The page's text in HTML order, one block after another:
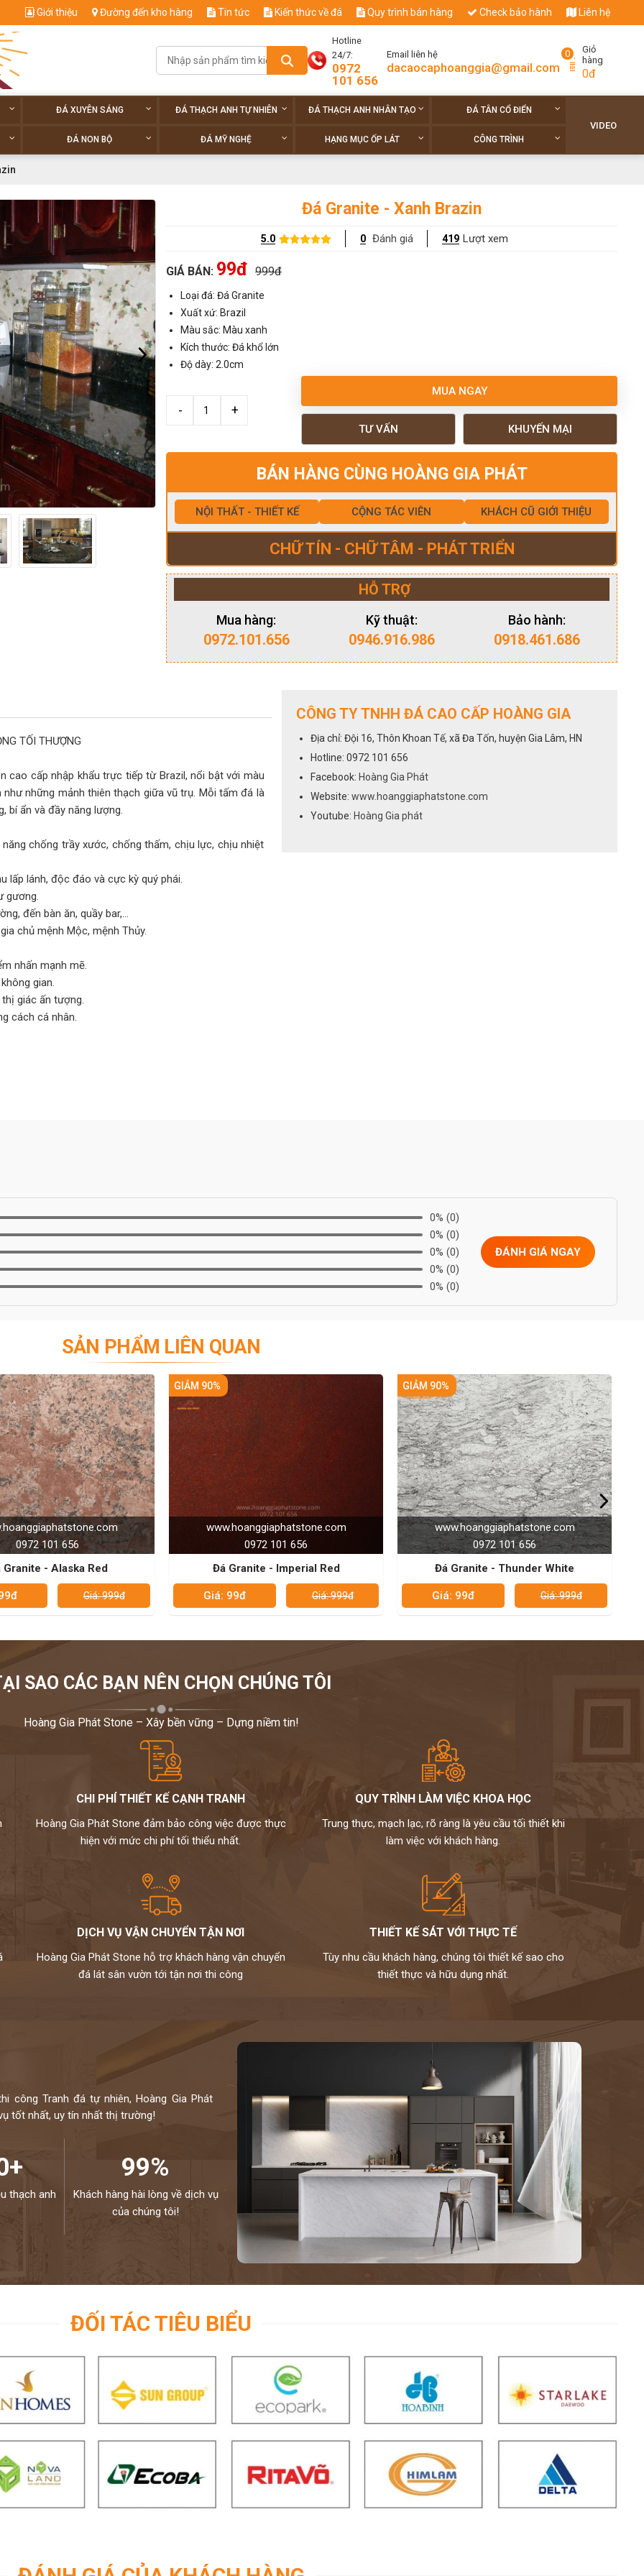
Giới thiệu Đường đến kho hàng Tin tức Kiến thức về đá Quy trình bán hàng Check bảo hành Liên hệ
Hotline
24/7:
0972
101 656
Email liên hệ
dacaocaphoanggia@gmail.com
0
Giỏ
hàng
0đ
ĐÁ XUYÊN SÁNG ĐÁ THẠCH ANH TỰ NHIÊN ĐÁ THẠCH ANH NHÂN TẠO ĐÁ TÂN CỔ ĐIỂN
ĐÁ NON BỘ ĐÁ MỸ NGHỆ HẠNG MỤC ỐP LÁT CÔNG TRÌNH
VIDEO
Đá Granite - Xanh Brazin
5.0 0 Đánh giá 419 Lượt xem
GIÁ BÁN: 99đ 999đ
Loại đá: Đá Granite
Xuất xứ: Brazil
Màu sắc: Màu xanh
Kích thước: Đá khổ lớn
Độ dày: 2.0cm
MUA NGAY
TƯ VẤN KHUYẾN MẠI
BÁN HÀNG CÙNG HOÀNG GIA PHÁT
NỘI THẤT - THIẾT KẾ CỘNG TÁC VIÊN KHÁCH CŨ GIỚI THIỆU
CHỮ TÍN - CHỮ TÂM - PHÁT TRIỂN
HỖ TRỢ
Mua hàng:
0972.101.656
Kỹ thuật:
0946.916.986
Bảo hành:
0918.461.686
TỐI THƯỢNG
cao cấp nhập khẩu trực tiếp từ Brazil, nổi bật với màu
những mảnh thiên thạch giữa vũ trụ. Mỗi tấm đá là
bí ẩn và đầy năng lượng.
chống trầy xước, chống thấm, chịu lực, chịu nhiệt
lấp lánh, độc đáo và cực kỳ quý phái.
gương.
đến bàn ăn, quầy bar,...
chủ mệnh Mộc, mệnh Thủy.
nhấn mạnh mẽ.
gian.
giác ấn tượng.
cách cá nhân.
nay!
được khách hàng tin tưởng
hoàn hảo và có mức giá phù hợp với nhu cầu sử
hàng trong quá trình lựa chọn.
CỦA CHÚNG TÔI - HÂN HẠNH
0972101656 - 0946916986
CÔNG TY TNHH ĐÁ CAO CẤP HOÀNG GIA
Địa chỉ: Đội 16, Thôn Khoan Tế, xã Đa Tốn, huyện Gia Lâm, HN
Hotline: 0972 101 656
Facebook: Hoàng Gia Phát
Website: www.hoanggiaphatstone.com
Youtube: Hoàng Gia phát
0% (0)
0% (0)
0% (0)
0% (0)
0% (0)
ĐÁNH GIÁ NGAY
SẢN PHẨM LIÊN QUAN
0972 101 656
Granite - Imperial Red
99đ Giá: 999đ
www.hoanggiaphatstone.com
0972 101 656
GIẢM 90%
Đá Granite - Thunder White
Giá: 99đ Giá: 999đ
www.hoanggiaphatstone.com
0972 101 656
GIẢM 90%
Đá Granite - Volga Blue
Giá: 99đ Giá: 999đ
SAO CÁC BẠN NÊN CHỌN CHÚNG TÔI
Hoàng Gia Phát Stone – Xây bền vững – Dựng niềm tin!
CHI PHÍ THIẾT KẾ CẠNH TRANH
Hoàng Gia Phát Stone đảm bảo công việc được thực
hiện với mức chi phí tối thiểu nhất.
QUY TRÌNH LÀM VIỆC KHOA HỌC
Trung thực, mạch lạc, rõ ràng là yêu cầu tối thiết khi
làm việc với khách hàng.
DỊCH VỤ VẬN CHUYỂN TẬN NƠI
Hoàng Gia Phát Stone hỗ trợ khách hàng vận chuyển
đá lát sân vườn tới tận nơi thi công
THIẾT KẾ SÁT VỚI THỰC TẾ
Tùy nhu cầu khách hàng, chúng tôi thiết kế sao cho
thiết thực và hữu dụng nhất.
công Tranh đá tự nhiên, Hoàng Gia Phát
tốt nhất, uy tín nhất thị trường!
thạch anh
99%
Khách hàng hài lòng về dịch vụ
của chúng tôi!
ĐỐI TÁC TIÊU BIỂU